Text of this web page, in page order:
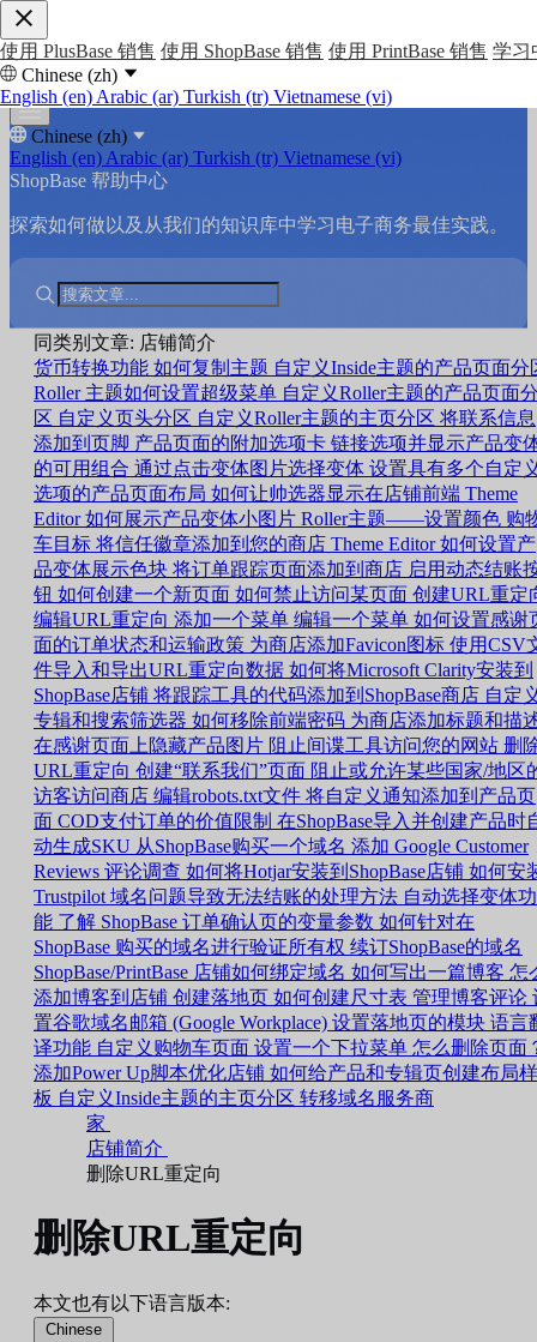
使用 PlusBase 销售 使用 ShopBase 销售 使用 PrintBase 销售 学习
Chinese (zh)
English (en) Arabic (ar) Turkish (tr) Vietnamese (vi)
Chinese (zh)
English (en) Arabic (ar) Turkish (tr) Vietnamese (vi)
ShopBase 帮助中心
探索如何做以及从我们的知识库中学习电子商务最佳实践。
同类别文章: 店铺简介
货币转换功能 如何复制主题 自定义Inside主题的产品页面分
Roller 主题如何设置超级菜单 自定义Roller主题的产品页面
区 自定义页头分区 自定义Roller主题的主页分区 将联系信息
添加到页脚 产品页面的附加选项卡 链接选项并显示产品变
的可用组合 通过点击变体图片选择变体 设置具有多个自定
选项的产品页面布局 如何让帅选器显示在店铺前端 Theme
Editor 如何展示产品变体小图片 Roller主题——设置颜色 购
车目标 将信任徽章添加到您的商店 Theme Editor 如何设置产
品变体展示色块 将订单跟踪页面添加到商店 启用动态结账
钮 如何创建一个新页面 如何禁止访问某页面 创建URL重定
编辑URL重定向 添加一个菜单 编辑一个菜单 如何设置感谢
面的订单状态和运输政策 为商店添加Favicon图标 使用CSV
件导入和导出URL重定向数据 如何将Microsoft Clarity安装到
ShopBase店铺 将跟踪工具的代码添加到ShopBase商店 自定
专辑和搜索筛选器 如何移除前端密码 为商店添加标题和描
在感谢页面上隐藏产品图片 阻止间谍工具访问您的网站 删
URL重定向 创建“联系我们”页面 阻止或允许某些国家/地区
访客访问商店 编辑robots.txt文件 将自定义通知添加到产品页
面 COD支付订单的价值限制 在ShopBase导入并创建产品时
动生成SKU 从ShopBase购买一个域名 添加 Google Customer
Reviews 评论调查 如何将Hotjar安装到ShopBase店铺 如何安
Trustpilot 域名问题导致无法结账的处理方法 自动选择变体功
能 了解 ShopBase 订单确认页的变量参数 如何针对在
ShopBase 购买的域名进行验证所有权 续订ShopBase的域名
ShopBase/PrintBase 店铺如何绑定域名 如何写出一篇博客 怎
添加博客到店铺 创建落地页 如何创建尺寸表 管理博客评论
置谷歌域名邮箱 (Google Workplace) 设置落地页的模块 语言
译功能 自定义购物车页面 设置一个下拉菜单 怎么删除页面
添加Power Up脚本优化店铺 如何给产品和专辑页创建布局样
板 自定义Inside主题的主页分区 转移域名服务商
家
店铺简介
删除URL重定向
删除URL重定向
本文也有以下语言版本:
Chinese